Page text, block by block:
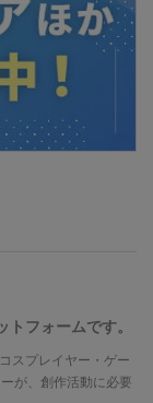
フォームです。
スプレイヤー・ゲー
が、創作活動に必要